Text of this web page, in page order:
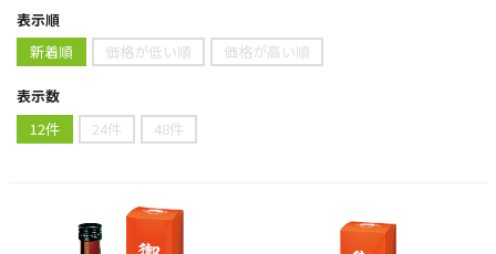
表示順
新着順
価格が低い順 価格が高い順
表示数
12件
24件 48件